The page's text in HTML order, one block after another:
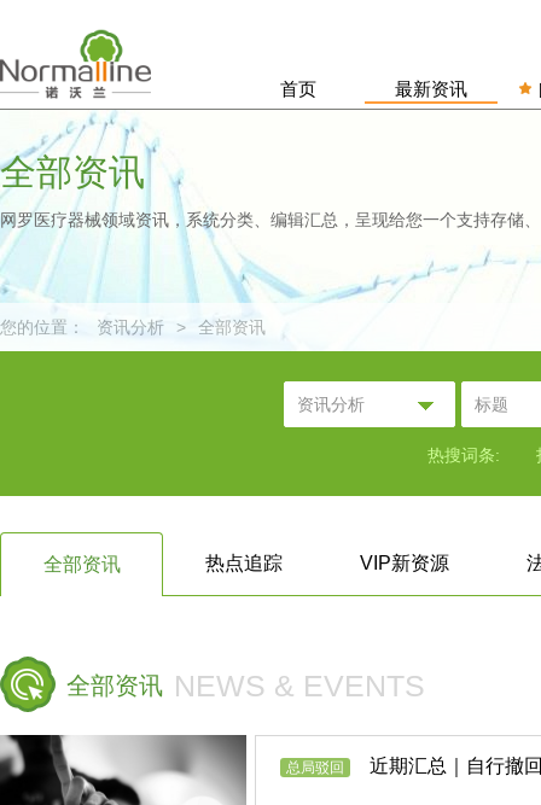
首页 最新资讯
全部资讯
网罗医疗器械领域资讯，系统分类、编辑汇总，呈现给您一个支持存储
您的位置： 资讯分析 > 全部资讯
资讯分析 标题
热搜词条:
全部资讯 热点追踪 VIP新资源
全部资讯 NEWS & EVENTS
总局驳回 近期汇总｜自行撤